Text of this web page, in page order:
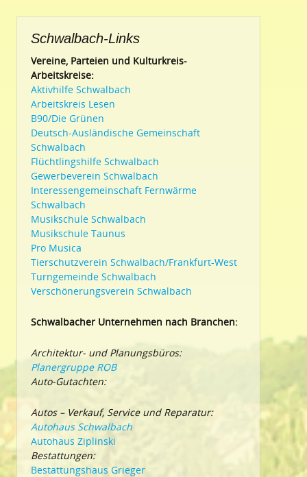
Schwalbach-Links
Vereine, Parteien und Kulturkreis-
Arbeitskreise:
Aktivhilfe Schwalbach
Arbeitskreis Lesen
B90/Die Grünen
Deutsch-Ausländische Gemeinschaft
Schwalbach
Flüchtlingshilfe Schwalbach
Gewerbeverein Schwalbach
Interessengemeinschaft Fernwärme
Schwalbach
Musikschule Schwalbach
Musikschule Taunus
Pro Musica
Tierschutzverein Schwalbach/Frankfurt-West
Turngemeinde Schwalbach
Verschönerungsverein Schwalbach
Schwalbacher Unternehmen nach Branchen:
Architektur- und Planungsbüros:
Planergruppe ROB
Auto-Gutachten:
Autos – Verkauf, Service und Reparatur:
Autohaus Schwalbach
Autohaus Ziplinski
Bestattungen:
Bestattungshaus Grieger